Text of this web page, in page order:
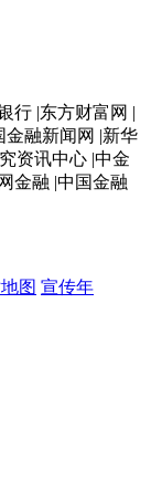
行 |东方财富网 |
金融新闻网 |新华
资讯中心 |中金
金融 |中国金融
图 宣传年